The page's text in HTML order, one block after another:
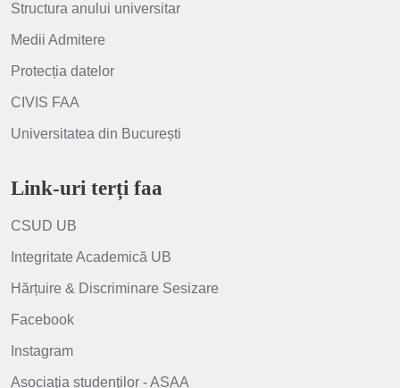
Structura anului universitar
Medii Admitere
Protecția datelor
CIVIS FAA
Universitatea din București
Link-uri terți faa
CSUD UB
Integritate Academică UB
Hărțuire & Discriminare Sesizare
Facebook
Instagram
Asociaţia studenţilor - ASAA